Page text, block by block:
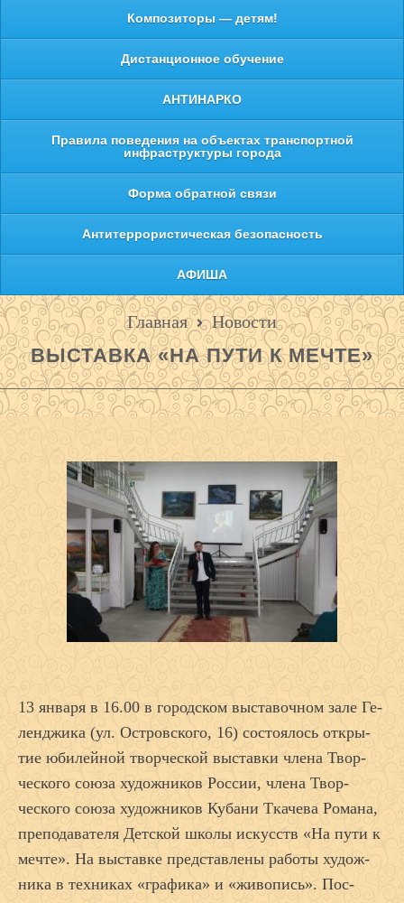
Композиторы — детям!
Дистанционное обучение
АНТИНАРКО
Правила поведения на объектах транспортной
инфраструктуры города
Форма обратной связи
Антитеррористическая безопасность
АФИША
Главная Новости
ВЫСТАВКА «НА ПУТИ К МЕЧТЕ»
13 ян­ва­ря в 16.00 в го­род­ском выс­та­воч­ном за­ле Ге­
лен­джи­ка (ул. Ос­тровско­го, 16) сос­то­ялось от­кры­
тие юби­лей­ной твор­ческой выс­тавки чле­на Твор­
ческо­го со­юза ху­дож­ни­ков Рос­сии, чле­на Твор­
ческо­го со­юза ху­дож­ни­ков Ку­бани Тка­чева Ро­мана,
пре­пода­вате­ля Дет­ской шко­лы ис­кусств «На пу­ти к
меч­те». На выс­тавке пред­став­ле­ны ра­боты ху­дож­
ни­ка в тех­ни­ках «гра­фика» и «жи­вопись». Пос­